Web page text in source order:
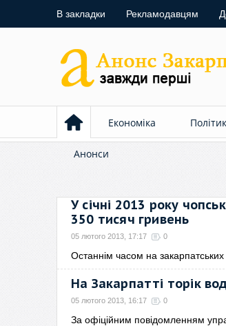
В закладки Рекламодавцям
Економіка
Анонси
У січні 2013 року
350 тисяч гривень
05 лютого 2013, 17:17 0
Останнім часом на закарпатських
На Закарпатті торік
05 лютого 2013, 16:17 0
За офіційним повідомленням